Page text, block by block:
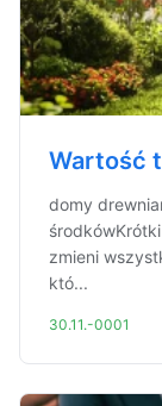
Wartość
domy
zmieni
któ...
30.11.-0001